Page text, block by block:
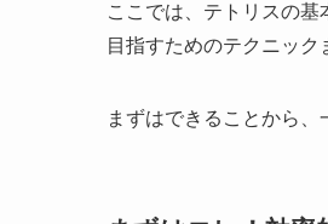
ここでは、テトリスの
目指すためのテクニック
まずはできることから、